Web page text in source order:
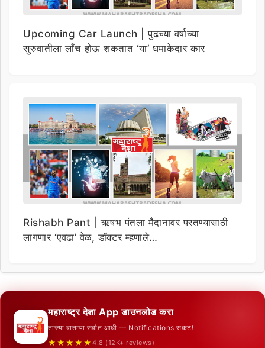
Upcoming Car Launch | पुढच्या वर्षाच्या
सुरुवातीला लाँच होऊ शकतात ‘या’ धमाकेदार कार
Rishabh Pant | ऋषभ पंतला मैदानावर परतण्यासाठी
लागणार ‘एवढा’ वेळ, डॉक्टर म्हणाले…
महाराष्ट्र देशा App डाउनलोड करा
ताज्या बातम्या सर्वात आधी — Notifications सकट!
★★★★★ 4.8 (12K+ reviews)